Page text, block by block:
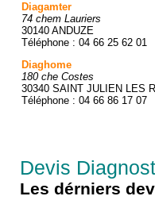
Diagamter
74 chem Lauriers
30140 ANDUZE
Téléphone : 04 66 25 62 01
Diaghome
180 che Costes
30340 SAINT JULIEN LES
Téléphone : 04 66 86 17 07
Devis
Les dérniers